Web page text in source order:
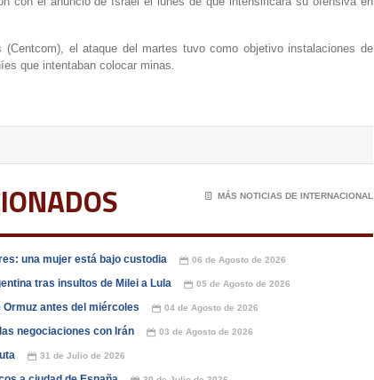
el ataque del martes tuvo como objetivo instalaciones de
que intentaban colocar minas.
📄 MÁS NOTICIAS DE INTERNACIONAL
una mujer está bajo custodia 📅 06 de Agosto de 2026
tras insultos de Milei a Lula 📅 05 de Agosto de 2026
antes del miércoles 📅 04 de Agosto de 2026
negociaciones con Irán 📅 03 de Agosto de 2026
📅 31 de Julio de 2026